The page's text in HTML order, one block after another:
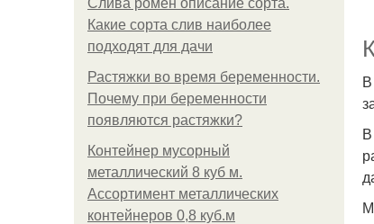
Слива ромен описание сорта.
Какие сорта слив наиболее
подходят для дачи
Растяжки во время беременности.
Почему при беременности
появляются растяжки?
Контейнер мусорный
металлический 8 куб м.
Ассортимент металлических
контейнеров 0,8 куб.м